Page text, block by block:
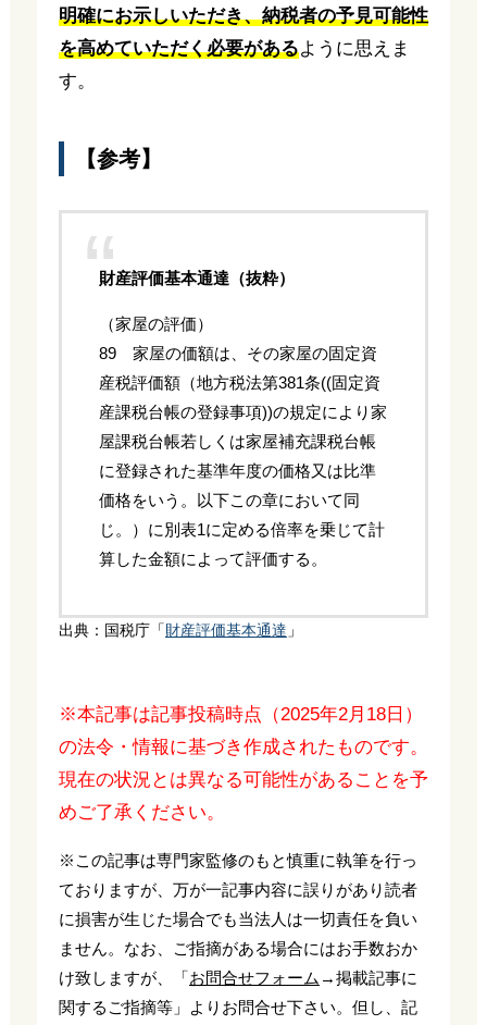
明確にお示しいただき、納税者の予見可能性
を高めていただく必要があるように思えま
す。
【参考】
財産評価基本通達（抜粋）
（家屋の評価）
89 家屋の価額は、その家屋の固定資
産税評価額（地方税法第381条((固定資
産課税台帳の登録事項))の規定により家
屋課税台帳若しくは家屋補充課税台帳
に登録された基準年度の価格又は比準
価格をいう。以下この章において同
じ。）に別表1に定める倍率を乗じて計
算した金額によって評価する。
出典：国税庁「 財産評価基本通達 」
※本記事は記事投稿時点（2025年2月18日）
の法令・情報に基づき作成されたものです。
現在の状況とは異なる可能性があることを予
めご了承ください。
※この記事は専門家監修のもと慎重に執筆を行っ
ておりますが、万が一記事内容に誤りがあり読者
に損害が生じた場合でも当法人は一切責任を負い
ません。なお、ご指摘がある場合にはお手数おか
け致しますが、「お問合せフォーム →掲載記事に
関するご指摘等」よりお問合せ下さい。但し、記